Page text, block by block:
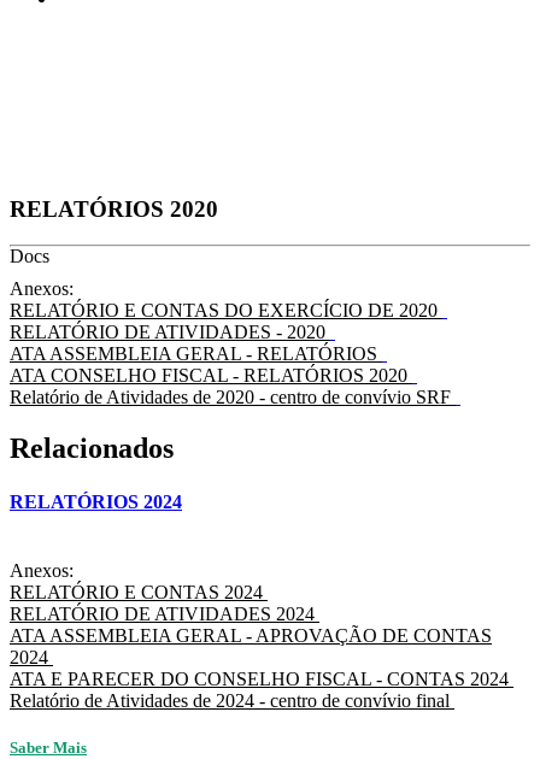
RELATÓRIOS 2020
Docs
Anexos:
RELATÓRIO E CONTAS DO EXERCÍCIO DE 2020
RELATÓRIO DE ATIVIDADES - 2020
ATA ASSEMBLEIA GERAL - RELATÓRIOS
ATA CONSELHO FISCAL - RELATÓRIOS 2020
Relatório de Atividades de 2020 - centro de convívio SRF
Relacionados
RELATÓRIOS 2024
Anexos:
RELATÓRIO E CONTAS 2024
RELATÓRIO DE ATIVIDADES 2024
ATA ASSEMBLEIA GERAL - APROVAÇÃO DE CONTAS
2024
ATA E PARECER DO CONSELHO FISCAL - CONTAS 2024
Relatório de Atividades de 2024 - centro de convívio final
Saber Mais